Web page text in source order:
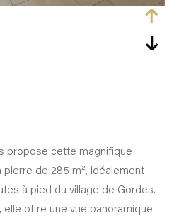
propose cette magnifique
de 285 m², idéalement
à pied du village de Gordes.
elle offre une vue panoramique